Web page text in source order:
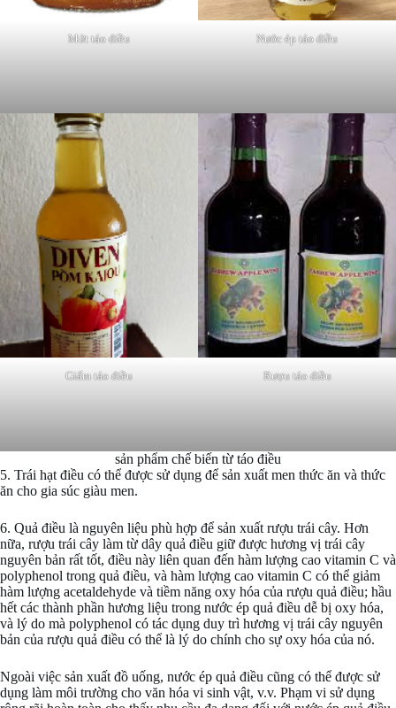
Mứt táo điều Nước ép táo điều
Giấm táo điều Rượu táo điều
sản phẩm chế biến từ táo điều
5. Trái hạt điều có thể được sử dụng để sản xuất men thức ăn và thức
ăn cho gia súc giàu men.
6. Quả điều là nguyên liệu phù hợp để sản xuất rượu trái cây. Hơn
nữa, rượu trái cây làm từ dây quả điều giữ được hương vị trái cây
nguyên bản rất tốt, điều này liên quan đến hàm lượng cao vitamin C và
polyphenol trong quả điều, và hàm lượng cao vitamin C có thể giảm
hàm lượng acetaldehyde và tiềm năng oxy hóa của rượu quả điều; hầu
hết các thành phần hương liệu trong nước ép quả điều dễ bị oxy hóa,
và lý do mà polyphenol có tác dụng duy trì hương vị trái cây nguyên
bản của rượu quả điều có thể là lý do chính cho sự oxy hóa của nó.
Ngoài việc sản xuất đồ uống, nước ép quả điều cũng có thể được sử
dụng làm môi trường cho văn hóa vi sinh vật, v.v. Phạm vi sử dụng